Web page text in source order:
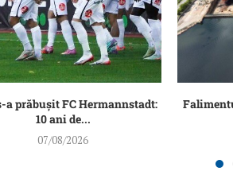
a prăbușit FC Hermannstadt:
10 ani de...
07/08/2026